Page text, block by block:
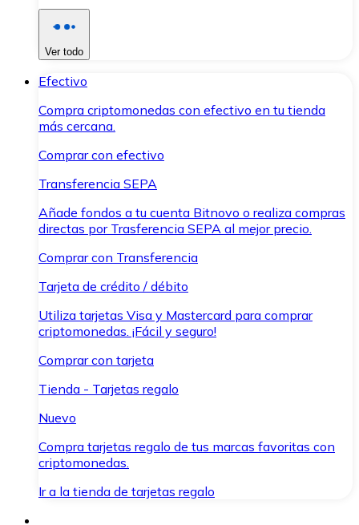
Ver todo
Efectivo
Compra criptomonedas con efectivo en tu tienda
más cercana.
Comprar con efectivo
Transferencia SEPA
Añade fondos a tu cuenta Bitnovo o realiza compras
directas por Trasferencia SEPA al mejor precio.
Comprar con Transferencia
Tarjeta de crédito / débito
Utiliza tarjetas Visa y Mastercard para comprar
criptomonedas. ¡Fácil y seguro!
Comprar con tarjeta
Tienda - Tarjetas regalo
Nuevo
Compra tarjetas regalo de tus marcas favoritas con
criptomonedas.
Ir a la tienda de tarjetas regalo